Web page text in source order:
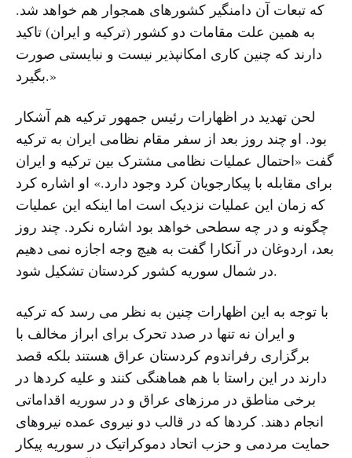
که تبعات آن دامنگیر کشورهای همجوار هم خواهد شد.
به همین علت مقامات دو کشور (ترکیه و ایران) تاکید
دارند که چنین کاری امکانپذیر نیست و نبایستی صورت
بگیرد.»
لحن تهدید در اظهارات رئیس جمهور ترکیه هم آشکار
بود. او چند روز بعد از سفر مقام نظامی ایران به ترکیه
گفت «احتمال عملیات نظامی مشترک بین ترکیه و ایران
برای مقابله با پیکارجویان کرد وجود دارد.» او اشاره کرد
که زمان این عملیات نزدیک است اما اینکه این عملیات
چگونه و در چه سطحی خواهد بود اشاره نکرد. چند روز
بعد، اردوغان در آنکارا گفت به هیچ وجه اجازه نمی دهیم
در شمال سوریه کشور کردستان تشکیل شود.
با توجه به این اظهارات چنین به نظر می رسد که ترکیه
و ایران نه تنها در صدد تحرک برای ابراز مخالف با
برگزاری رفراندوم کردستان عراق هستند بلکه قصد
دارند در این راستا با هم هماهنگی کنند و علیه کردها در
برخی مناطق در مرزهای عراق و در سوریه اقداماتی
انجام دهند. کردها که در قالب دو نیروی عمده نیروهای
حمایت مردمی و حزب اتحاد دموکراتیک در سوریه پیکار